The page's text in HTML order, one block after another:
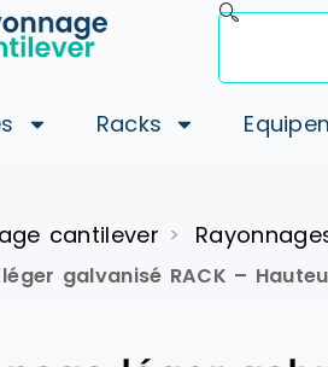
Racks
cantilever >
galvanisé RACK –